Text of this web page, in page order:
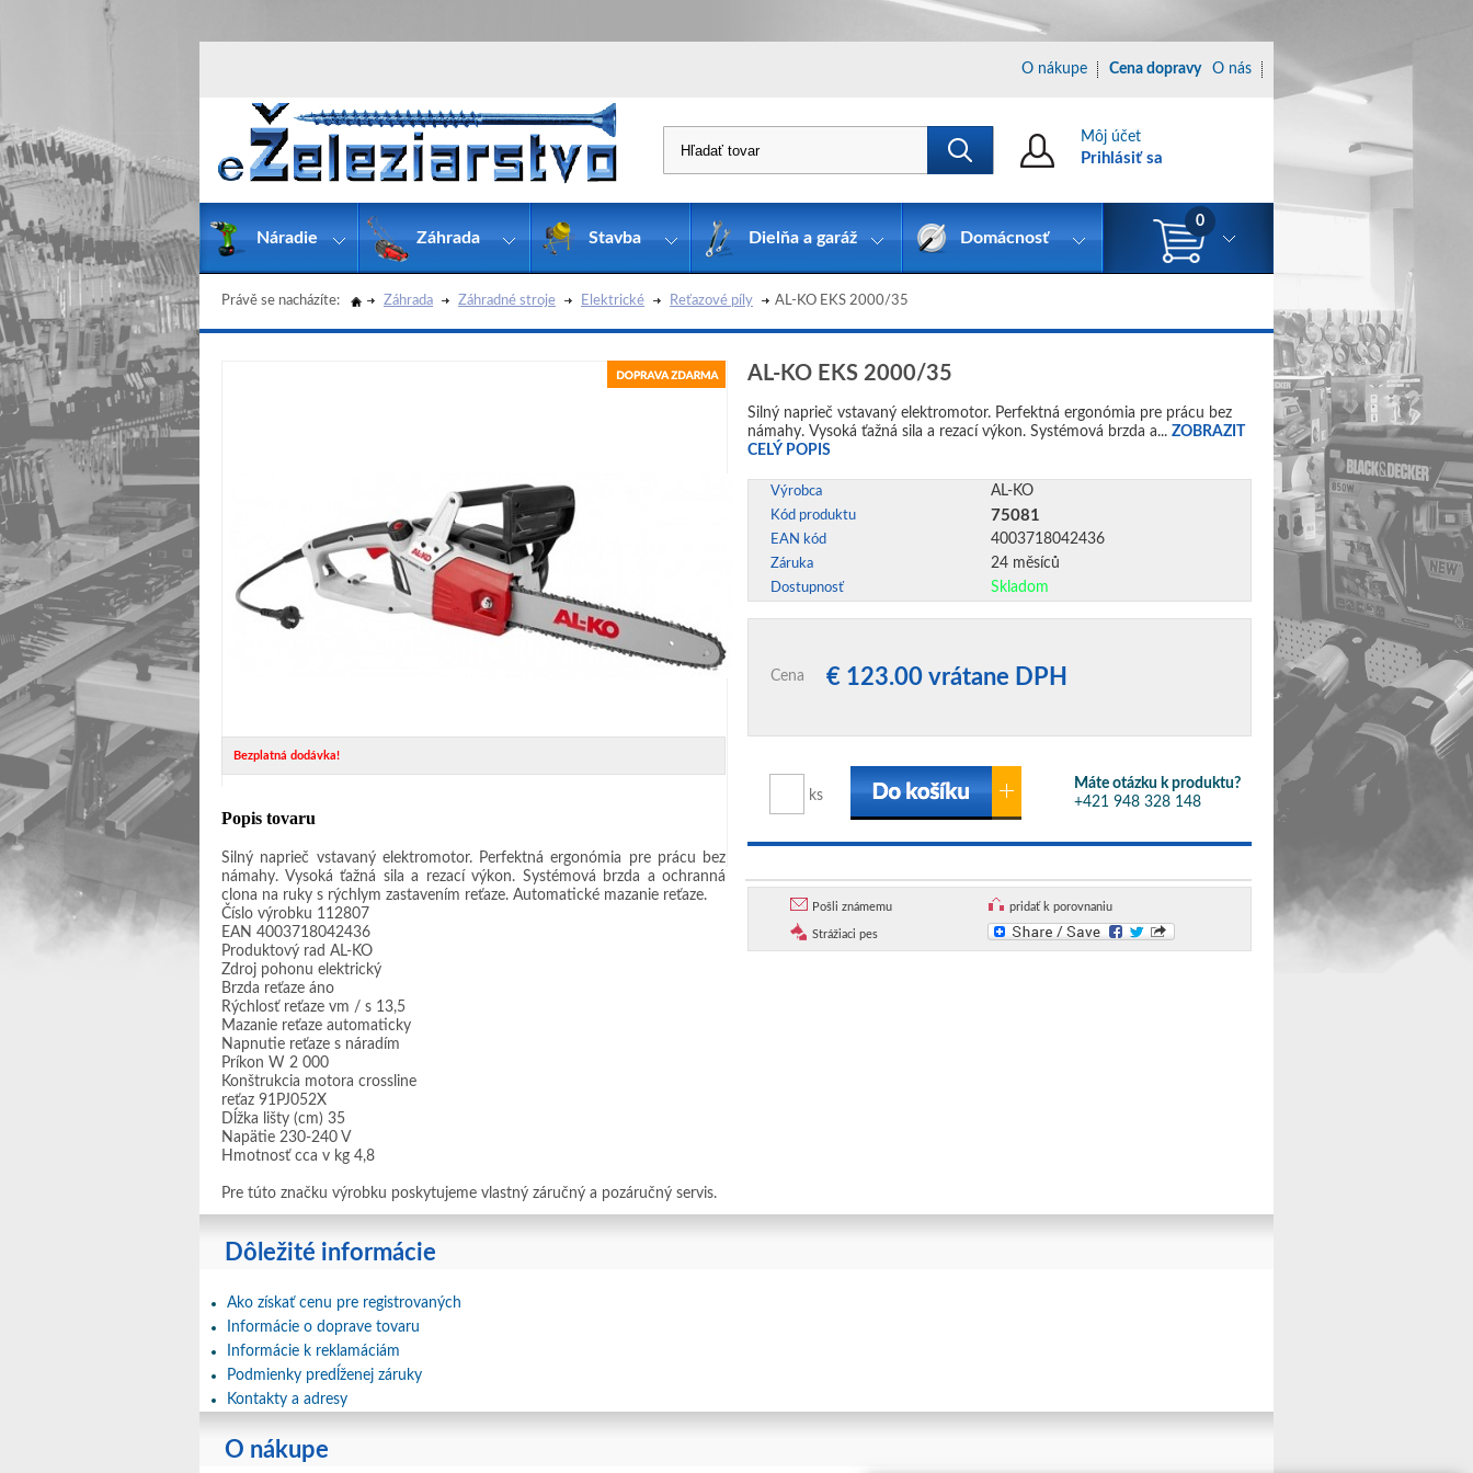
Právě se nacházíte: Záhrada Záhradné stroje Elektrické Reťazové píly AL-KO EKS 2000/35
AL-KO EKS 2000/35
Silný naprieč vstavaný elektromotor. Perfektná ergonómia pre prácu bez
námahy. Vysoká ťažná sila a rezací výkon. Systémová brzda a... ZOBRAZIT
CELÝ POPIS
Výrobca AL-KO
Kód produktu 75081
EAN kód 4003718042436
Záruka 24 měsíců
Dostupnosť Skladom
Cena € 123.00 vrátane DPH
ks
Máte otázku k produktu?
+421 948 328 148
Bezplatná dodávka!
Popis tovaru
Silný naprieč vstavaný elektromotor. Perfektná ergonómia pre prácu bez
námahy. Vysoká ťažná sila a rezací výkon. Systémová brzda a ochranná
clona na ruky s rýchlym zastavením reťaze. Automatické mazanie reťaze.
Číslo výrobku 112807
EAN 4003718042436
Produktový rad AL-KO
Zdroj pohonu elektrický
Brzda reťaze áno
Rýchlosť reťaze vm / s 13,5
Mazanie reťaze automaticky
Napnutie reťaze s náradím
Príkon W 2 000
Konštrukcia motora crossline
reťaz 91PJ052X
Dĺžka lišty (cm) 35
Napätie 230-240 V
Hmotnosť cca v kg 4,8
Pre túto značku výrobku poskytujeme vlastný záručný a pozáručný servis.
Pošli známemu pridať k porovnaniu
Strážiaci pes
Dôležité informácie
Ako získať cenu pre registrovaných
Informácie o doprave tovaru
Informácie k reklamáciám
Podmienky predĺženej záruky
Kontakty a adresy
O nákupe
Môj účet
Prihlásiť sa
O nákupe Cena dopravy O nás
Náradie Záhrada Stavba Dielňa a garáž Domácnosť
0